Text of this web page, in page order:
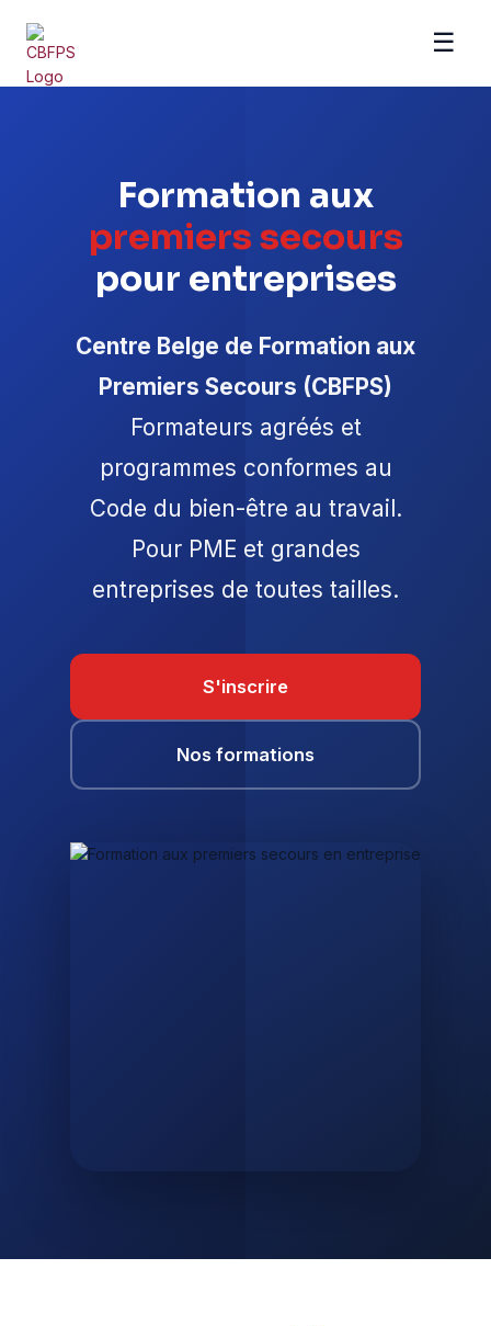
☰
Formation aux
premiers secours
pour entreprises
Centre Belge de Formation aux
Premiers Secours (CBFPS)
Formateurs agréés et
programmes conformes au
Code du bien-être au travail.
Pour PME et grandes
entreprises de toutes tailles.
S'inscrire
Nos formations